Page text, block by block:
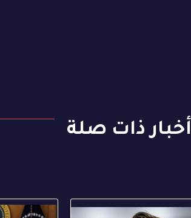
أخبار ذات صلة